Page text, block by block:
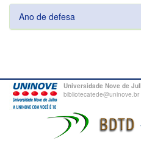
Ano de defesa
Universidade Nove de
bibliotecatede@uninove.br